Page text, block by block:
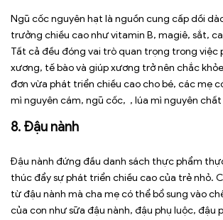
Ngũ cốc nguyên hạt là nguồn cung cấp dồi
trưởng chiều cao như vitamin B, magiê, sắt,
Tất cả đều đóng vai trò quan trọng trong việc
xương, tế bào và giúp xương trở nên chắc
đơn vừa phát triển chiều cao cho bé, các mẹ
mì nguyên cám, ngũ cốc, , lúa mì nguyên
8. Đậu nành
Đậu nành đứng đầu danh sách thực phẩm
thúc đẩy sự phát triển chiều cao của trẻ nhỏ.
từ đậu nành mà cha mẹ có thể bổ sung vào
của con như sữa đậu nành, đậu phụ luộc, đậu